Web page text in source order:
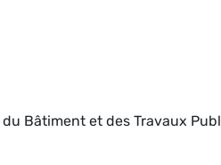
Bâtiment et des Travaux